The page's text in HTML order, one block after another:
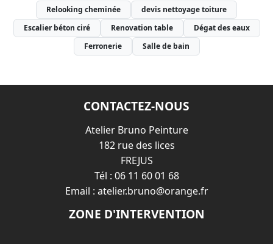
Relooking cheminée
devis nettoyage toiture
Escalier béton ciré
Renovation table
Dégat des eaux
Ferronerie
Salle de bain
CONTACTEZ-NOUS
Atelier Bruno Peinture
182 rue des lices
FREJUS
Tél : 06 11 60 01 68
Email : atelier.bruno@orange.fr
ZONE D'INTERVENTION